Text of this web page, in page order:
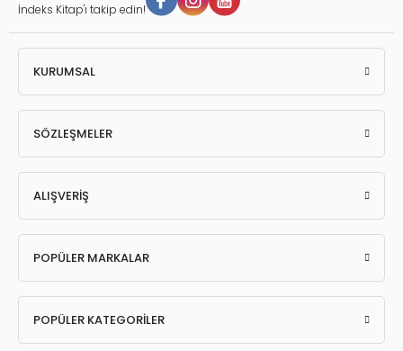
İndeks Kitap'ı takip edin!
KURUMSAL
SÖZLEŞMELER
ALIŞVERİŞ
POPÜLER MARKALAR
POPÜLER KATEGORİLER